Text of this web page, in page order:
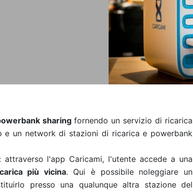
sharing fornendo un servizio di ricarica
e un network di stazioni di ricarica e powerbank
l'app Caricami, l'utente accede a una
più vicina. Qui è possibile noleggiare un
presso una qualunque altra stazione del